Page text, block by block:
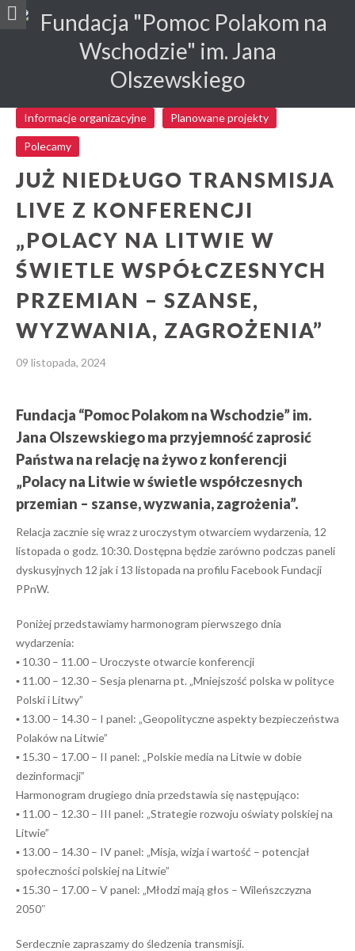
Informacje organizacyjne Planowane projekty
Polecamy
JUŻ NIEDŁUGO TRANSMISJA
LIVE Z KONFERENCJI
„POLACY NA LITWIE W
ŚWIETLE WSPÓŁCZESNYCH
PRZEMIAN – SZANSE,
WYZWANIA, ZAGROŻENIA”
09 listopada, 2024
Fundacja “Pomoc Polakom na Wschodzie” im.
Jana Olszewskiego ma przyjemność zaprosić
Państwa na relację na żywo z konferencji
„Polacy na Litwie w świetle współczesnych
przemian – szanse, wyzwania, zagrożenia”.
Relacja zacznie się wraz z uroczystym otwarciem wydarzenia, 12
listopada o godz. 10:30. Dostępna będzie zarówno podczas paneli
dyskusyjnych 12 jak i 13 listopada na profilu Facebook Fundacji
PPnW.
Poniżej przedstawiamy harmonogram pierwszego dnia
wydarzenia:
▪️ 10.30 – 11.00 – Uroczyste otwarcie konferencji
▪️ 11.00 – 12.30 – Sesja plenarna pt. „Mniejszość polska w polityce
Polski i Litwy”
▪️ 13.00 – 14.30 – I panel: „Geopolityczne aspekty bezpieczeństwa
Polaków na Litwie”
▪️ 15.30 – 17.00 – II panel: „Polskie media na Litwie w dobie
dezinformacji”
Harmonogram drugiego dnia przedstawia się następująco:
▪️ 11.00 – 12.30 – III panel: „Strategie rozwoju oświaty polskiej na
Litwie”
▪️ 13.00 – 14.30 – IV panel: „Misja, wizja i wartość – potencjał
społeczności polskiej na Litwie”
▪️ 15.30 – 17.00 – V panel: „Młodzi mają głos – Wileńszczyzna
2050″
Serdecznie zapraszamy do śledzenia transmisji.